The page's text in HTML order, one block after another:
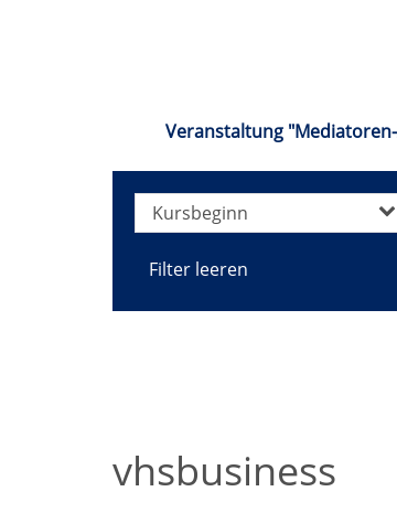
Veranstaltung
Kursbeginn
Filter leeren
vhsbusiness